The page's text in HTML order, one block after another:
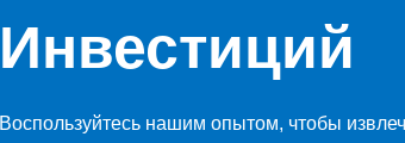
Инвестиций
Воспользуйтесь нашим опытом, чтобы